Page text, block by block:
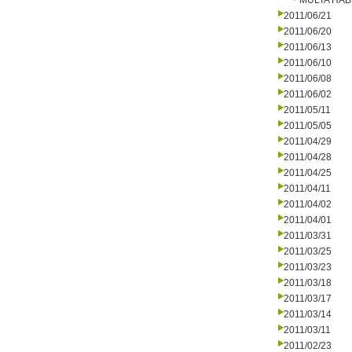
2011/06/21
2011/06/20
2011/06/13
2011/06/10
2011/06/08
2011/06/02
2011/05/11
2011/05/05
2011/04/29
2011/04/28
2011/04/25
2011/04/11
2011/04/02
2011/04/01
2011/03/31
2011/03/25
2011/03/23
2011/03/18
2011/03/17
2011/03/14
2011/03/11
2011/02/23